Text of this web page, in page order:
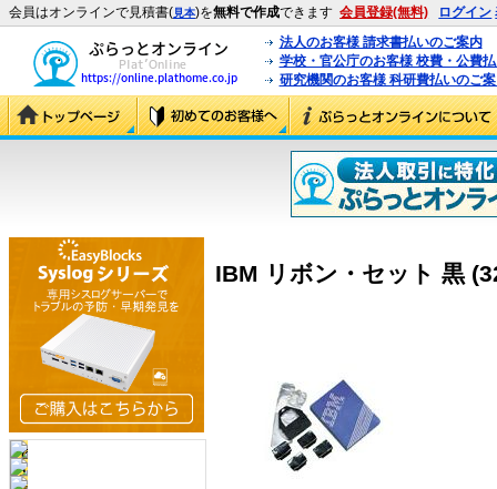
会員はオンラインで見積書(見本)を無料で作成できます 会員登録(無料) ログイン
法人のお客様 請求書払いのご案内
学校・官公庁のお客様 校費・公費
研究機関のお客様 科研費払いのご
IBM リボン・セット 黒